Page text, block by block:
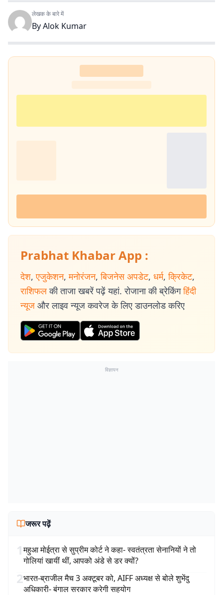
लेखक के बारे में
ByAlok Kumar
Prabhat Khabar App :
देश, एजुकेशन, मनोरंजन, बिजनेस अपडेट, धर्म, क्रिकेट,
राशिफल की ताजा खबरें पढ़ें यहां. रोजाना की ब्रेकिंग हिंदी
न्यूज और लाइव न्यूज कवरेज के लिए डाउनलोड करिए
विज्ञापन
जरूर पढ़ें
1महुआ मोईत्रा से सुप्रीम कोर्ट ने कहा- स्वतंत्रता सेनानियों ने तो
गोलियां खायीं थीं, आपको अंडे से डर क्यों?
2भारत-ब्राजील मैच 3 अक्टूबर को, AIFF अध्यक्ष से बोले शुभेंदु
अधिकारी- बंगाल सरकार करेगी सहयोग